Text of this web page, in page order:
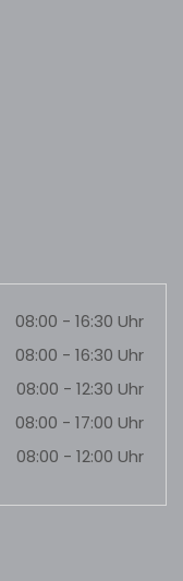
08:00 - 16:30 Uhr
08:00 - 16:30 Uhr
08:00 - 12:30 Uhr
08:00 - 17:00 Uhr
08:00 - 12:00 Uhr